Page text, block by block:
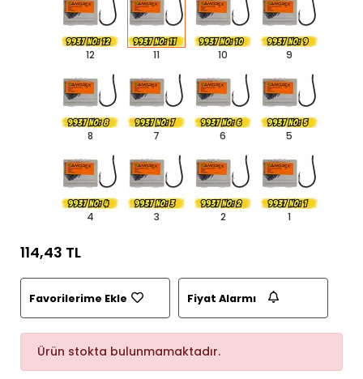
12 11 10 9
8 7 6 5
4 3 2 1
114,43 TL
Favorilerime Ekle Fiyat Alarmı
Ürün stokta bulunmamaktadır.